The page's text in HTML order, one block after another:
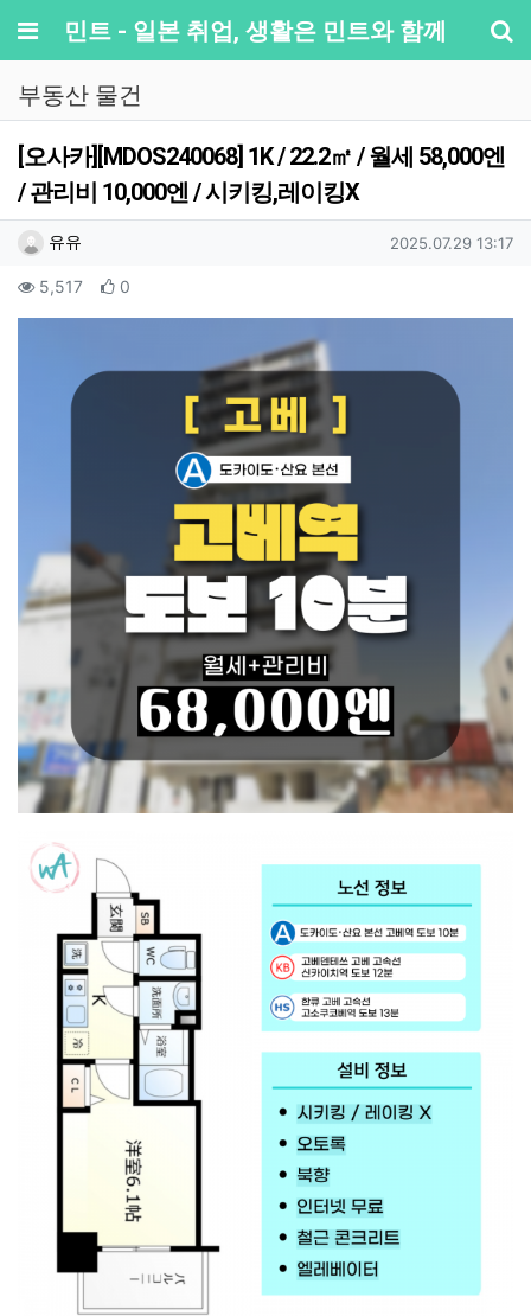
메뉴민트 - 일본 취업, 생활은 민트와 함께
부동산 물건
[오사카][MDOS240068] 1K / 22.2㎡ / 월세 58,000엔
/ 관리비 10,000엔 / 시키킹,레이킹X
작성자 정보
유유 작성일
2025.07.29 13:17
컨텐츠 정보
5,517조회 0